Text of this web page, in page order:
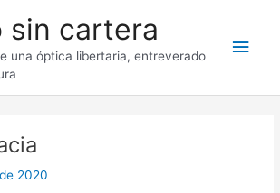
sin cartera
una óptica libertaria, entreverado
2020